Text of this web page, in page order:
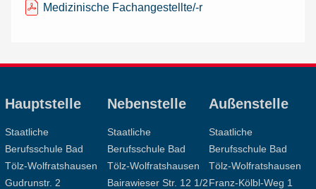
Medizinische Fachangestellte/-r
Hauptstelle
Staatliche
Berufsschule Bad
Tölz-Wolfratshausen
Gudrunstr. 2
Nebenstelle
Staatliche
Berufsschule Bad
Tölz-Wolfratshausen
Bairawieser Str. 12 1/2
Außenstelle
Staatliche
Berufsschule Bad
Tölz-Wolfratshausen
Franz-Kölbl-Weg 1